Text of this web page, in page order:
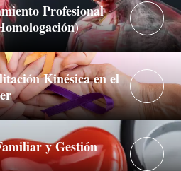
Profesional
Kinésica en el
y Gestión